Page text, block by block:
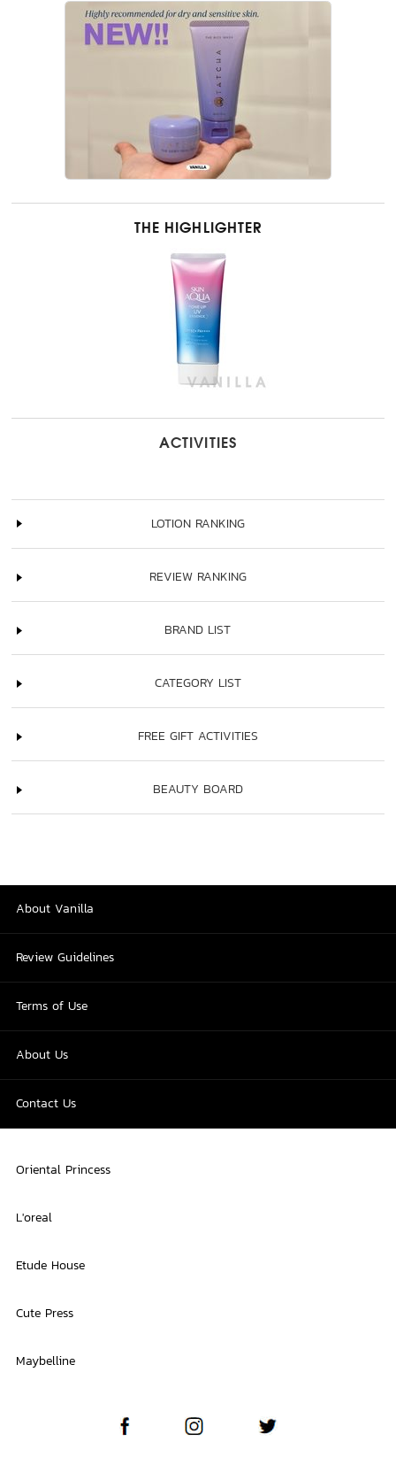
THE HIGHLIGHTER
ACTIVITIES
LOTION RANKING
REVIEW RANKING
BRAND LIST
CATEGORY LIST
FREE GIFT ACTIVITIES
BEAUTY BOARD
About Vanilla
Review Guidelines
Terms of Use
About Us
Contact Us
Oriental Princess
L'oreal
Etude House
Cute Press
Maybelline